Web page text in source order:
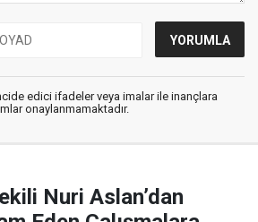
edici ifadeler veya imalar ile inançlara
onaylanmamaktadır.
Nuri Aslan’dan